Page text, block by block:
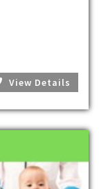
View Details